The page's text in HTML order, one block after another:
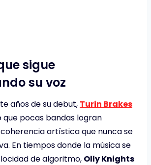
sigue
su voz
años de su debut, Turin Brakes
que pocas bandas logran
artística que nunca se
En tiempos donde la música se
de algoritmo, Olly Knights